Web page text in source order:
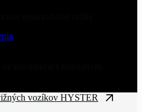
vozíkov HYSTER